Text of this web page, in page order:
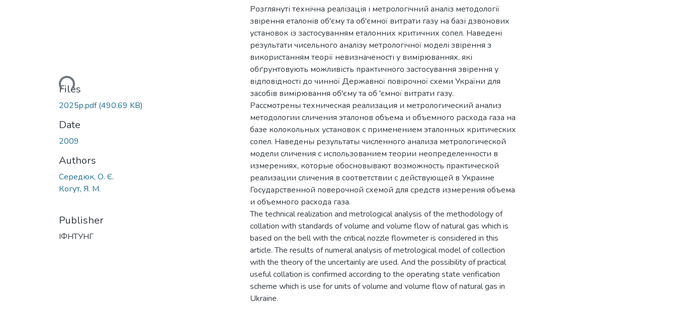
Loading...
Files
2025p.pdf(490.69 KB)
Date
2009
Authors
Середюк, О. Є.
Когут, Я. М.
Publisher
ІФНТУНГ
Розглянуті технічна реалізація і метрологічний аналіз методології
звірення еталонів об'єму та об'ємної витрати газу на базі дзвонових
установок із застосуванням еталонних критичних сопел. Наведені
результати чисельного аналізу метрологічної моделі звірення з
використанням теорії невизначеності у вимірюваннях, які
обґрунтовують можливість практичного застосування звірення у
відповідності до чинної Державної повірочної схеми України для
засобів вимірювання об'єму та об 'ємної витрати газу.
Рассмотрены техническая реализация и метрологический анализ
методологии сличения эталонов объема и объемного расхода газа на
базе колокольных установок с применением эталонных критических
сопел. Наведены результаты численного анализа метрологической
модели сличения с использованием теории неопределенности в
измерениях, которые обосновывают возможность практической
реализации сличения в соответствии с действующей в Украине
Государственной поверочной схемой для средств измерения объема
и объемного расхода газа.
The technical realization and metrological analysis of the methodology of
collation with standards of volume and volume flow of natural gas which is
based on the bell with the critical nozzle flowmeter is considered in this
article. The results of numeral analysis of metrological model of collection
with the theory of the uncertainly are used. And the possibility of practical
useful collation is confirmed according to the operating state verification
scheme which is use for units of volume and volume flow of natural gas in
Ukraine.